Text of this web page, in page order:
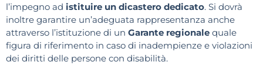
l’impegno ad istituire un dicastero dedicato. Si dovrà
inoltre garantire un’adeguata rappresentanza anche
attraverso l’istituzione di un Garante regionale quale
figura di riferimento in caso di inadempienze e violazioni
dei diritti delle persone con disabilità.